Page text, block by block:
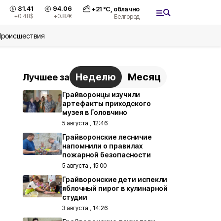
81.41
+0.48$
94.06
+0.87€
+21°С, облачно
Белгород
Лучшее за Неделю Месяц
Грайворонцы изучили
артефакты приходского
музея в Головчино
5 августа , 12:46
Грайворонские лесничие
напомнили о правилах
пожарной безопасности
5 августа , 15:00
Грайворонские дети испекли
яблочный пирог в кулинарной
студии
3 августа , 14:26